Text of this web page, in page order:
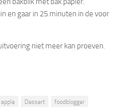
en gaar in 25 minuten in de voor
niet meer kan proeven.
apple Dessert
foodblogger